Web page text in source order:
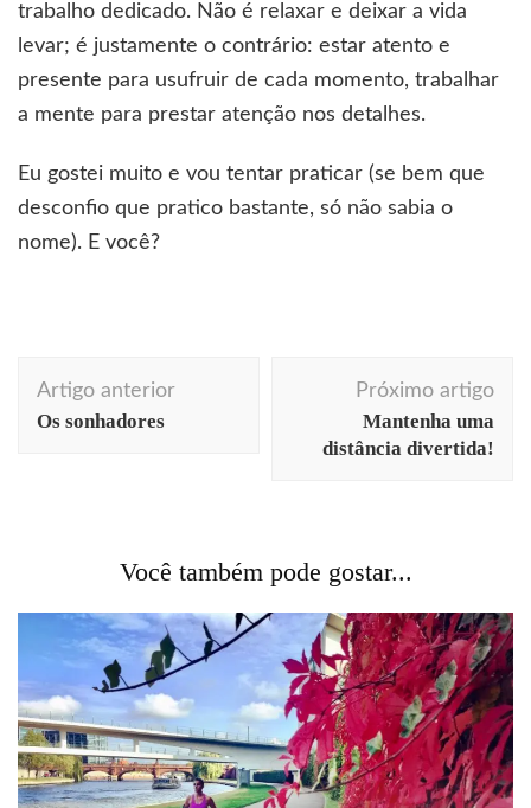
trabalho dedicado. Não é relaxar e deixar a vida
levar; é justamente o contrário: estar atento e
presente para usufruir de cada momento, trabalhar
a mente para prestar atenção nos detalhes.
Eu gostei muito e vou tentar praticar (se bem que
desconfio que pratico bastante, só não sabia o
nome). E você?
Navegação
de
Artigo anterior
Os sonhadores
Próximo artigo
Mantenha uma
distância divertida!
Você também pode gostar...